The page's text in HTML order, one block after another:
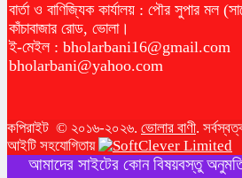
বার্তা ও বাণিজ্যিক কার্যালয় : পৌর সুপার মল
কাঁচাবাজার রোড, ভোলা।
ই-মেইল : bholarbani16@gmail.com
bholarbani@yahoo.com
কপিরাইট © ২০১৬-২০২৬. ভোলার বাণী.
আইটি সহযোগিতায়
আমাদের সাইটের কোন বিষয়বস্তু